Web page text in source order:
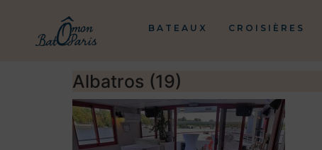
BATEAUX CROISIÈRES
Albatros (19)